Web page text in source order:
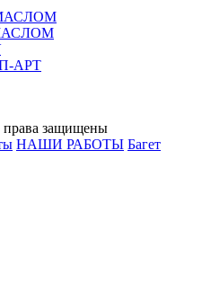
АРТ
защищены
НАШИ РАБОТЫ Багет